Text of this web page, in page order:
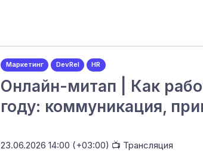
Маркетинг DevRel HR
Онлайн-митап | Как
году: коммуникация,
23.06.2026 14:00 (+03:00) 📺 Трансляция